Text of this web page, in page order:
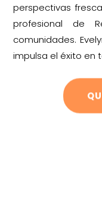
perspectivas
profesional de
comunidades.
impulsa el éxito en